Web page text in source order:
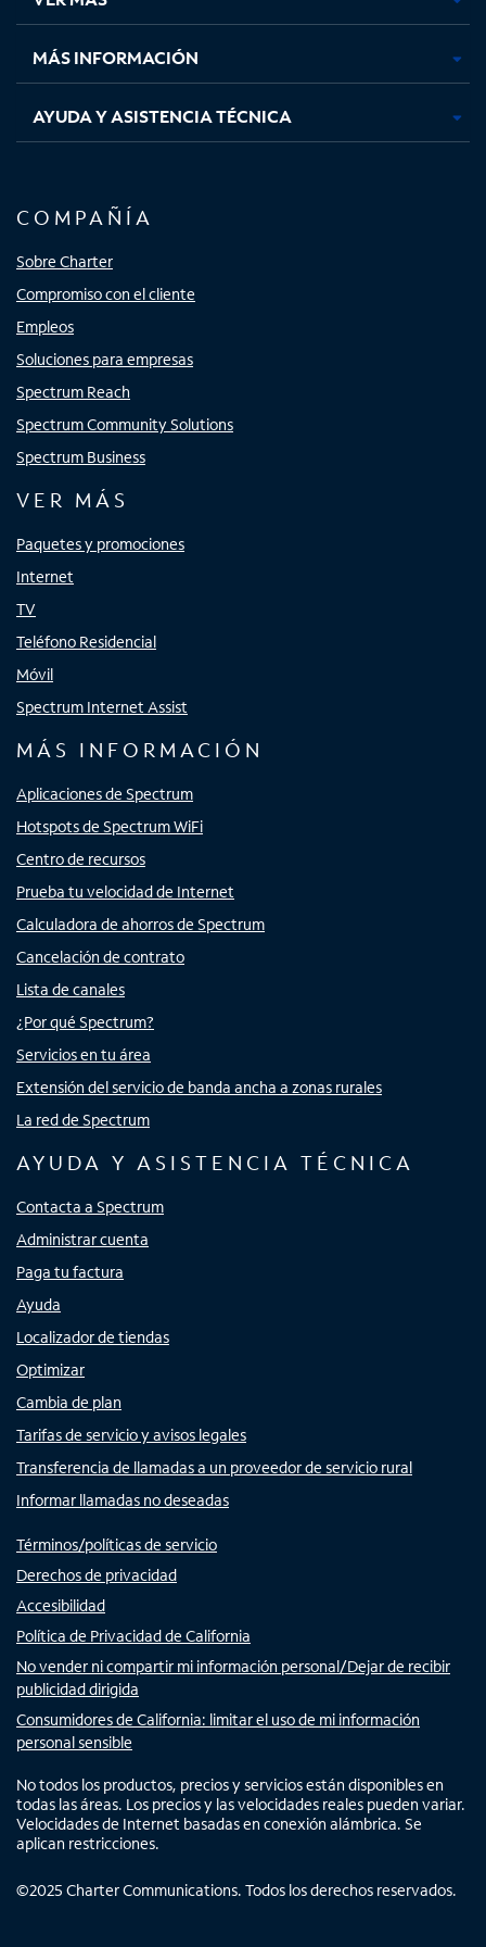
nuevanuevanuevanueva
MÁS INFORMACIÓN
AYUDA Y ASISTENCIA TÉCNICA
COMPAÑÍA
Sobre Charter
Compromiso con el cliente
Empleos
Soluciones para empresas
Spectrum Reach
Spectrum Community Solutions
Spectrum Business
VER MÁS
Paquetes y promociones
Internet
TV
Teléfono Residencial
Móvil
Spectrum Internet Assist
MÁS INFORMACIÓN
Aplicaciones de Spectrum
Hotspots de Spectrum WiFi
Centro de recursos
Prueba tu velocidad de Internet
Calculadora de ahorros de Spectrum
Cancelación de contrato
Lista de canales
¿Por qué Spectrum?
Servicios en tu área
Extensión del servicio de banda ancha a zonas rurales
La red de Spectrum
AYUDA Y ASISTENCIA TÉCNICA
Contacta a Spectrum
Administrar cuenta
Paga tu factura
Ayuda
Localizador de tiendas
Optimizar
Cambia de plan
Tarifas de servicio y avisos legales
Transferencia de llamadas a un proveedor de servicio rural
Informar llamadas no deseadas
Términos/políticas de servicio
Derechos de privacidad
Accesibilidad
Política de Privacidad de California
No vender ni compartir mi información personal/Dejar de recibir
publicidad dirigida
Consumidores de California: limitar el uso de mi información
personal sensible
No todos los productos, precios y servicios están disponibles en
todas las áreas. Los precios y las velocidades reales pueden variar.
Velocidades de Internet basadas en conexión alámbrica. Se
aplican restricciones.
©2025 Charter Communications. Todos los derechos reservados.